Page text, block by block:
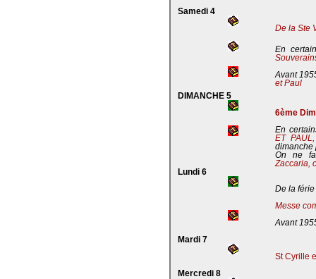
Samedi 4
De la Ste
En
Avant
et Paul
DIMANCHE 5
6ème
En
ET
dimanche
On ne
Zaccaria,
Lundi 6
De la férie
Messe
Avant
Mardi 7
St Cyrille
Mercredi 8